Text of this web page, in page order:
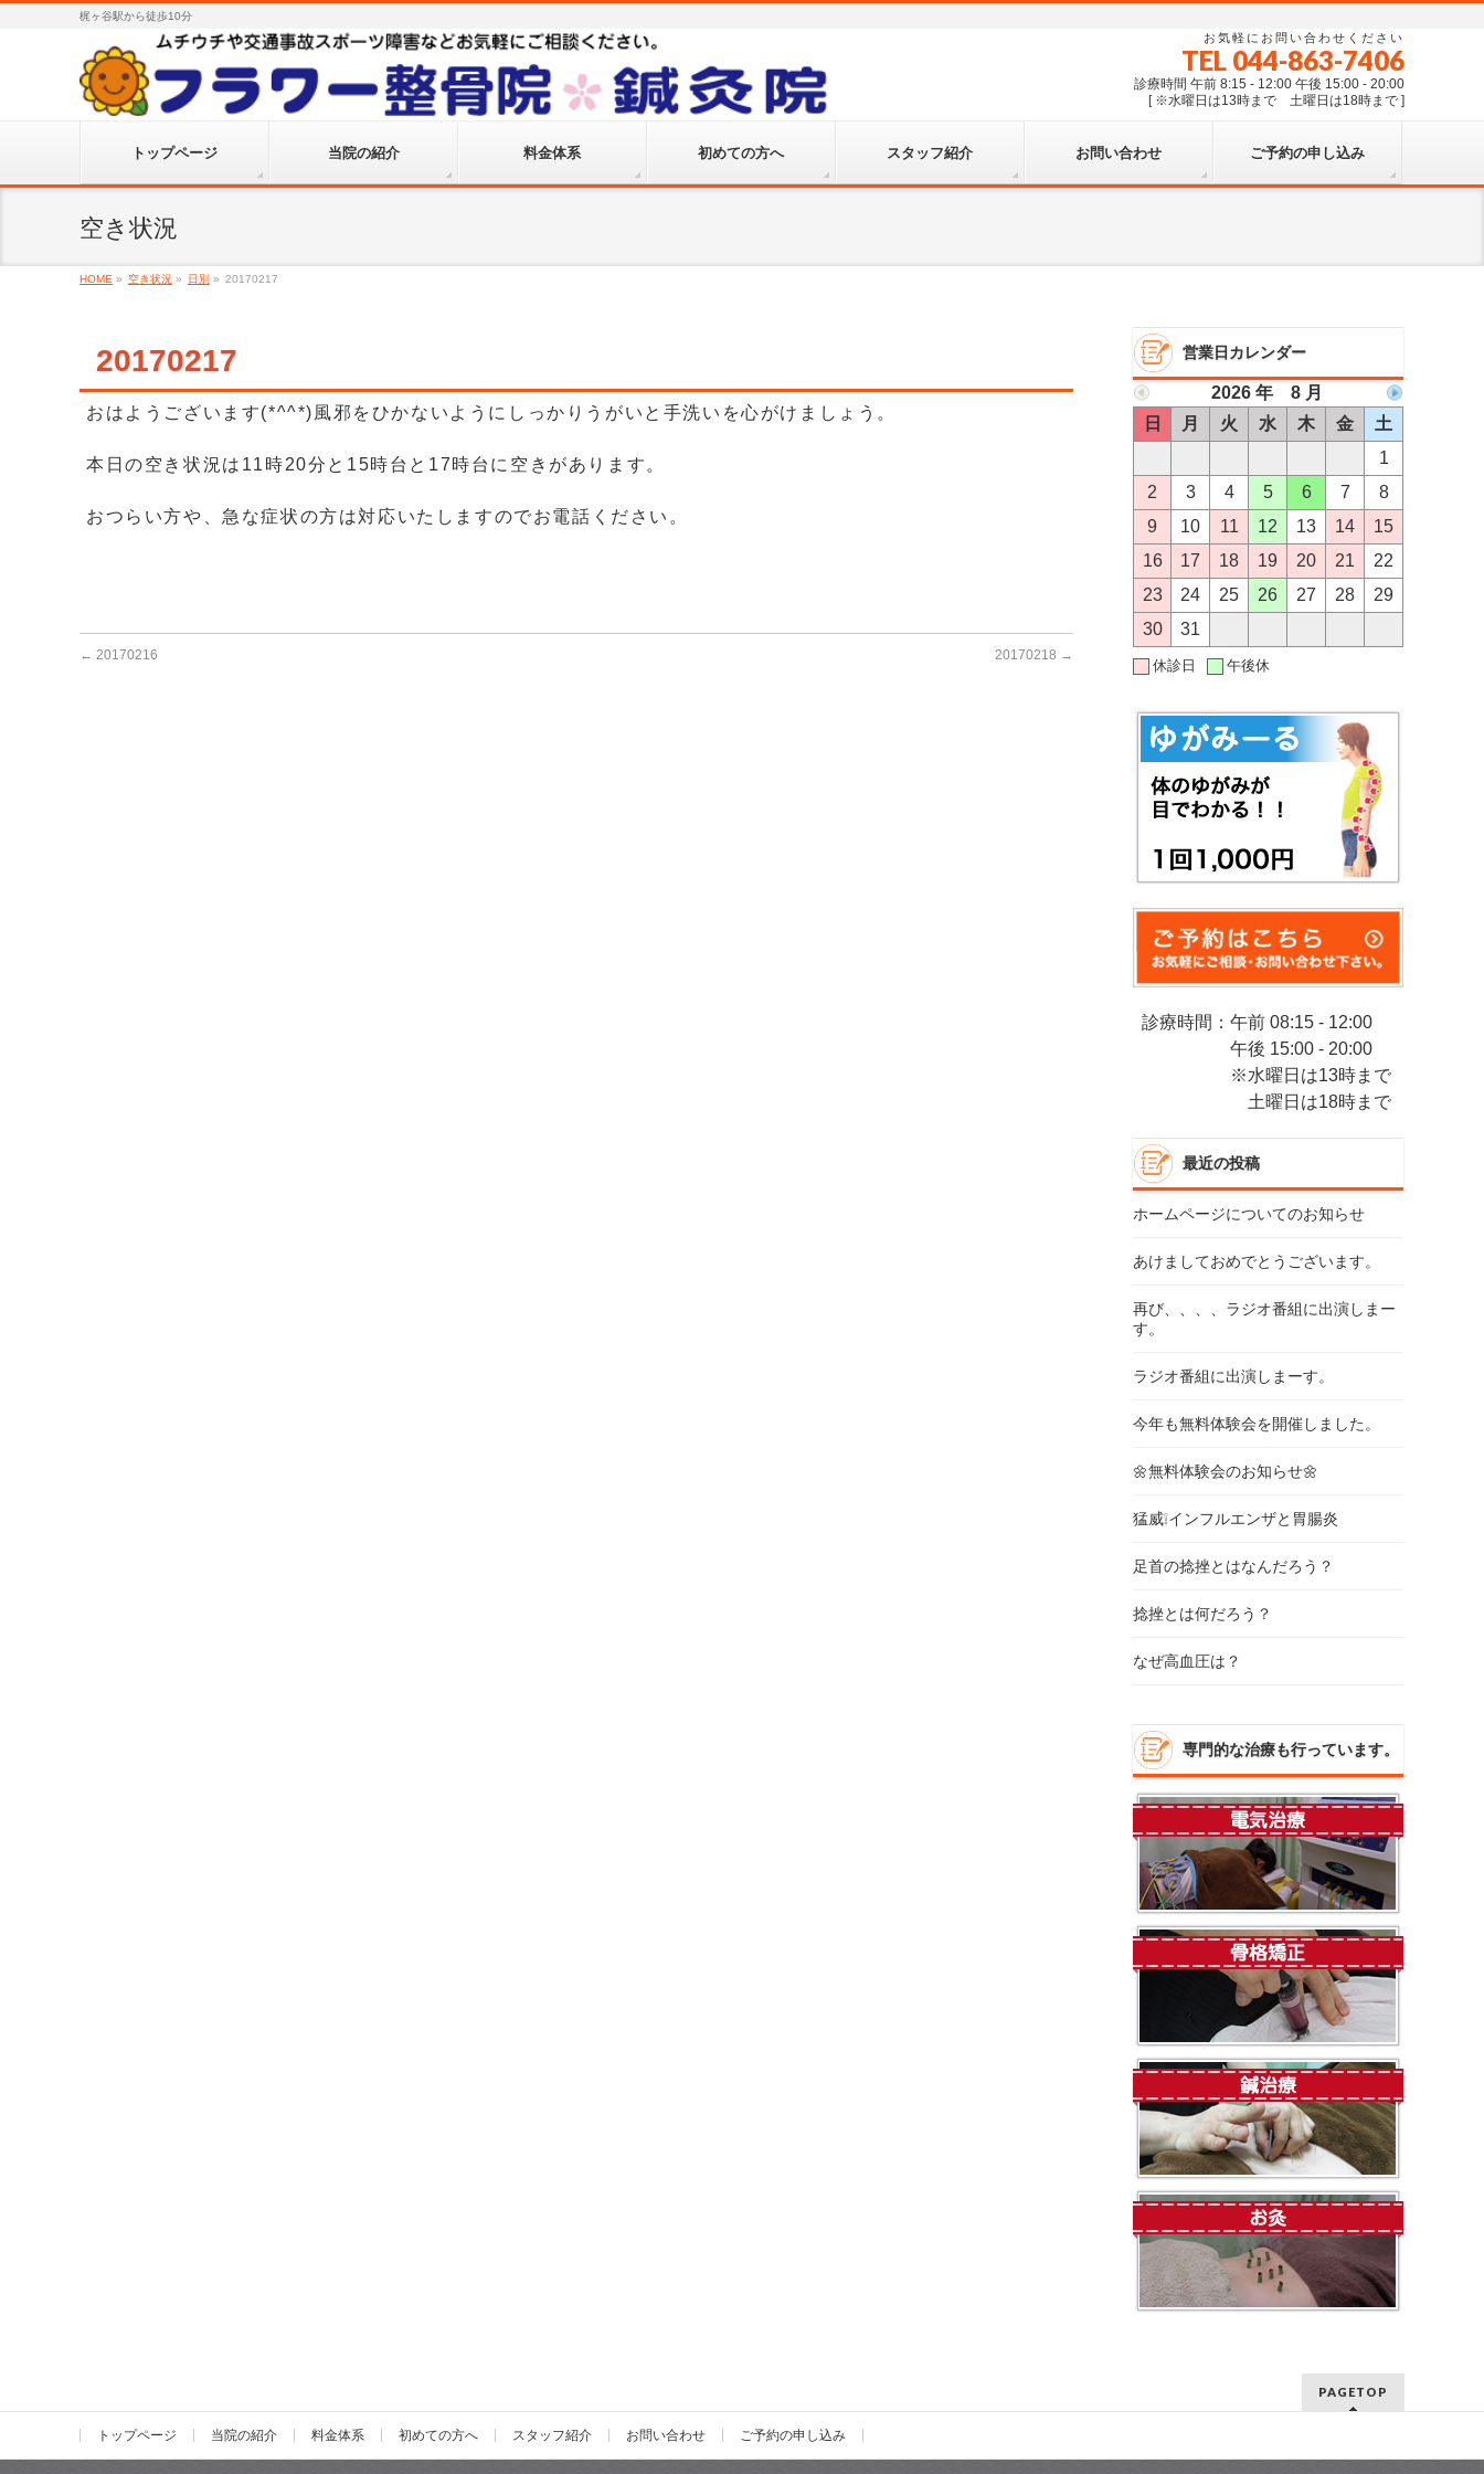
梶ヶ谷駅から徒歩10分
お気軽にお問い合わせください
TEL 044-863-7406
診療時間 午前 8:15 - 12:00 午後 15:00 - 20:00
[ ※水曜日は13時まで 土曜日は18時まで ]
トップページ 当院の紹介 料金体系 初めての方へ スタッフ紹介 お問い合わせ ご予約の申し込み
空き状況
HOME » 空き状況 » 日別 » 20170217
20170217
おはようございます(*^^*)風邪をひかないようにしっかりうがいと手洗いを心がけましょう。
本日の空き状況は11時20分と15時台と17時台に空きがあります。
おつらい方や、急な症状の方は対応いたしますのでお電話ください。
← 20170216 20170218 →
営業日カレンダー
2026 年 8 月
日
月 火 水 木 金
土
1
2
3 4 5 6 7
8
9
10 11 12 13 14
15
16
17 18 19 20 21
22
23
24 25 26 27 28
29
30
31
休診日 午後休
診療時間：午前 08:15 - 12:00
午後 15:00 - 20:00
※水曜日は13時まで
土曜日は18時まで
最近の投稿
ホームページについてのお知らせ
あけましておめでとうございます。
再び、、、、ラジオ番組に出演しまー
す。
ラジオ番組に出演しまーす。
今年も無料体験会を開催しました。
🌼無料体験会のお知らせ🌼
猛威❕インフルエンザと胃腸炎
足首の捻挫とはなんだろう？
捻挫とは何だろう？
なぜ高血圧は？
専門的な治療も行っています。
PAGETOP
トップページ 当院の紹介 料金体系 初めての方へ スタッフ紹介 お問い合わせ ご予約の申し込み